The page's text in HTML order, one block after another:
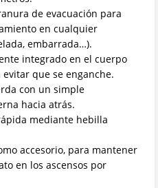
de evacuación para
en cualquier
embarrada…).
integrado en el cuerpo
que se enganche.
con un simple
hacia atrás.
mediante hebilla
accesorio, para mantener
en los ascensos por